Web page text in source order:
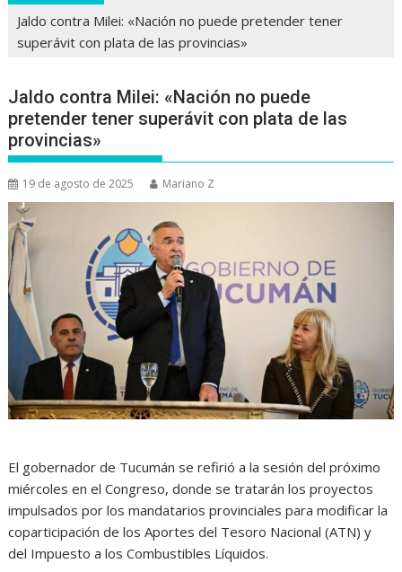
Jaldo contra Milei: «Nación no puede pretender tener
superávit con plata de las provincias»
Jaldo contra Milei: «Nación no puede
pretender tener superávit con plata de las
provincias»
19 de agosto de 2025 Mariano Z
El gobernador de Tucumán se refirió a la sesión del próximo
miércoles en el Congreso, donde se tratarán los proyectos
impulsados por los mandatarios provinciales para modificar la
coparticipación de los Aportes del Tesoro Nacional (ATN) y
del Impuesto a los Combustibles Líquidos.